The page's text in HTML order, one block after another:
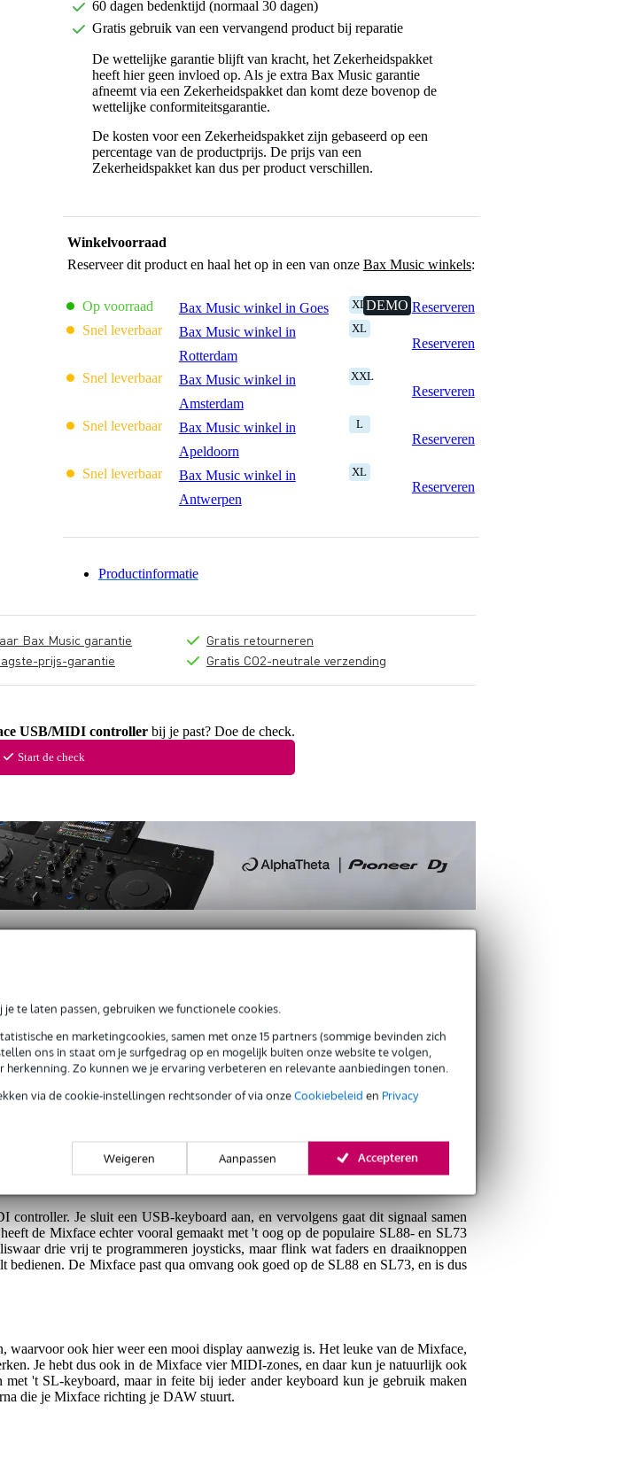
te laten passen, gebruiken we functionele cookies.
en marketingcookies, samen met onze 15 partners (sommige bevinden zich
ons in staat om je surfgedrag op en mogelijk buiten onze website te volgen,
herkenning. Zo kunnen we je ervaring verbeteren en relevante aanbiedingen tonen.
via de cookie-instellingen rechtsonder of via onzeCookiebeleid en Privacy
Weigeren Aanpassen Accepteren
60 dagen bedenktijd (normaal 30 dagen)
Gratis gebruik van een vervangend product bij reparatie
De wettelijke garantie blijft van kracht, het Zekerheidspakket
heeft hier geen invloed op. Als je extra Bax Music garantie
afneemt via een Zekerheidspakket dan komt deze bovenop de
wettelijke conformiteitsgarantie.
De kosten voor een Zekerheidspakket zijn gebaseerd op een
percentage van de productprijs. De prijs van een
Zekerheidspakket kan dus per product verschillen.
Winkelvoorraad
Reserveer dit product en haal het op in een van onze Bax Music winkels:
Op voorraad Bax Music winkel in Goes XLDEMO Reserveren
Snel leverbaar
Bax Music winkel in
Rotterdam
XL
Reserveren
Snel leverbaar
Bax Music winkel in
Amsterdam
XXL
Reserveren
Snel leverbaar
Bax Music winkel in
Apeldoorn
L
Reserveren
Snel leverbaar
Bax Music winkel in
Antwerpen
XL
Reserveren
Productinformatie
Bax Music garantie
prijs-garantie
Gratis retourneren
Gratis CO2-neutrale verzending
USB/MIDI controllerbij je past? Doe de check.
Start de check
Je sluit een USB-keyboard aan, en vervolgens gaat dit signaal samen
de Mixface echter vooral gemaakt met 't oog op de populaire SL88- en SL73
drie vrij te programmeren joysticks, maar flink wat faders en draaiknoppen
De Mixface past qua omvang ook goed op de SL88 en SL73, en is dus
ook hier weer een mooi display aanwezig is. Het leuke van de Mixface,
Je hebt dus ook in de Mixface vier MIDI-zones, en daar kun je natuurlijk ook
met 't SL-keyboard, maar in feite bij ieder ander keyboard kun je gebruik maken
die je Mixface richting je DAW stuurt.